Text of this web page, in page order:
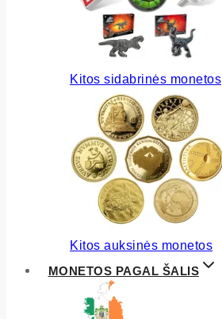
Kitos sidabrinės monetos
Kitos auksinės monetos
MONETOS PAGAL ŠALIS